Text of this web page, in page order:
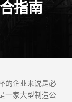
指南
的企业来说是必
一家大型制造公